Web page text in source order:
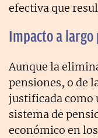
efectiva que
Impacto a largo
Aunque la
pensiones, o de
justificada como
sistema de
económico en